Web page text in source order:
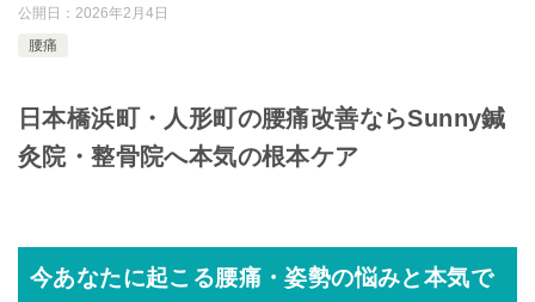
公開日： 2026年2月4日
腰痛
日本橋浜町・人形町の腰痛改善ならSunny鍼
灸院・整骨院へ本気の根本ケア
今あなたに起こる腰痛・姿勢の悩みと本気で